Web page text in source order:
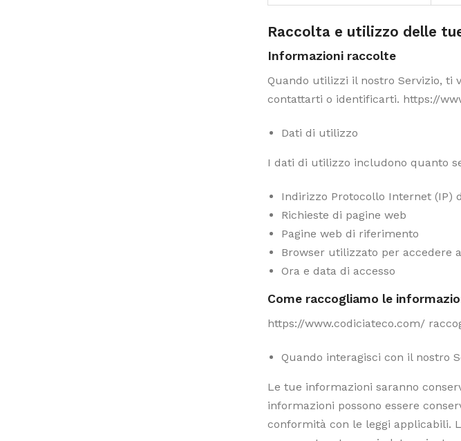
Raccolta e utilizzo delle
Informazioni raccolte
Quando utilizzi il nostro Servizio,
contattarti o identificarti. https://
Dati di utilizzo
I dati di utilizzo includono quanto
Indirizzo Protocollo Internet (IP)
Richieste di pagine web
Pagine web di riferimento
Browser utilizzato per accedere
Ora e data di accesso
Come raccogliamo le
https://www.codiciateco.com/
Quando interagisci con il nostro
Le tue informazioni saranno
informazioni possono essere
conformità con le leggi applicabili.